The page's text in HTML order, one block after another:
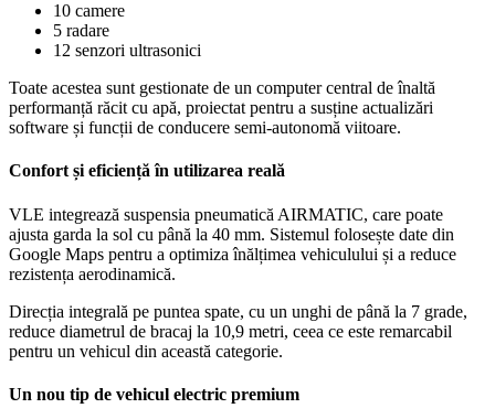
10 camere
5 radare
12 senzori ultrasonici
Toate acestea sunt gestionate de un computer central de înaltă
performanță răcit cu apă, proiectat pentru a susține actualizări
software și funcții de conducere semi-autonomă viitoare.
Confort și eficiență în utilizarea reală
VLE integrează suspensia pneumatică AIRMATIC, care poate
ajusta garda la sol cu până la 40 mm. Sistemul folosește date din
Google Maps pentru a optimiza înălțimea vehiculului și a reduce
rezistența aerodinamică.
Direcția integrală pe puntea spate, cu un unghi de până la 7 grade,
reduce diametrul de bracaj la 10,9 metri, ceea ce este remarcabil
pentru un vehicul din această categorie.
Un nou tip de vehicul electric premium